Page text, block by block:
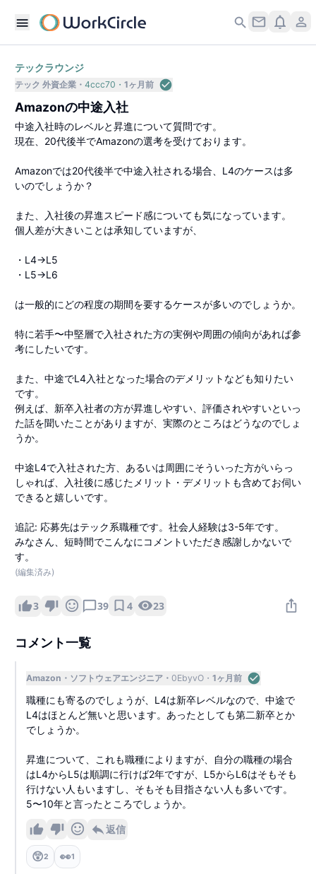
テックラウンジ
テック 外資企業 4ccc70 1ヶ月前
Amazonの中途入社
中途入社時のレベルと昇進について質問です。
現在、20代後半でAmazonの選考を受けております。
Amazonでは20代後半で中途入社される場合、L4のケースは多
いのでしょうか？
また、入社後の昇進スピード感についても気になっています。
個人差が大きいことは承知していますが、
・L4→L5
・L5→L6
は一般的にどの程度の期間を要するケースが多いのでしょうか。
特に若手〜中堅層で入社された方の実例や周囲の傾向があれば参
考にしたいです。
また、中途でL4入社となった場合のデメリットなども知りたい
です。
例えば、新卒入社者の方が昇進しやすい、評価されやすいといっ
た話を聞いたことがありますが、実際のところはどうなのでしょ
うか。
中途L4で入社された方、あるいは周囲にそういった方がいらっ
しゃれば、入社後に感じたメリット・デメリットも含めてお伺い
できると嬉しいです。
追記: 応募先はテック系職種です。社会人経験は3-5年です。
みなさん、短時間でこんなにコメントいただき感謝しかないで
す。
(編集済み)
3 39 4 23
コメント一覧
Amazon ソフトウェアエンジニア 0EbyvO 1ヶ月前
職種にも寄るのでしょうが、L4は新卒レベルなので、中途で
L4はほとんど無いと思います。あったとしても第二新卒とか
でしょうか。
昇進について、これも職種によりますが、自分の職種の場合
はL4からL5は順調に行けば2年ですが、L5からL6はそもそも
行けない人もいますし、そもそも目指さない人も多いです。
5〜10年と言ったところでしょうか。
返信
😲2 👀1